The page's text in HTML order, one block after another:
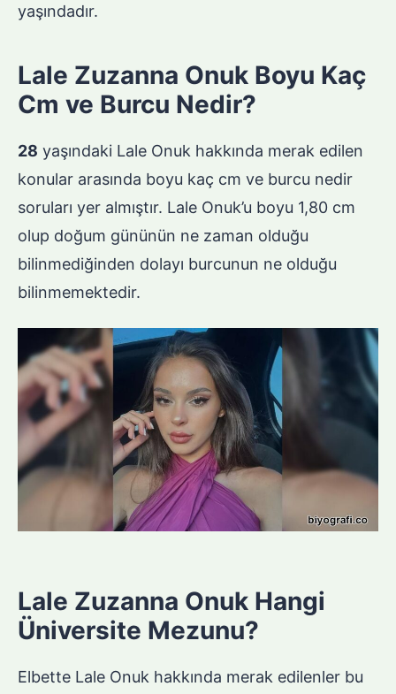
yaşındadır.
Lale Zuzanna Onuk Boyu Kaç
Cm ve Burcu Nedir?
28 yaşındaki Lale Onuk hakkında merak edilen
konular arasında boyu kaç cm ve burcu nedir
soruları yer almıştır. Lale Onuk’u boyu 1,80 cm
olup doğum gününün ne zaman olduğu
bilinmediğinden dolayı burcunun ne olduğu
bilinmemektedir.
Lale Zuzanna Onuk Hangi
Üniversite Mezunu?
Elbette Lale Onuk hakkında merak edilenler bu